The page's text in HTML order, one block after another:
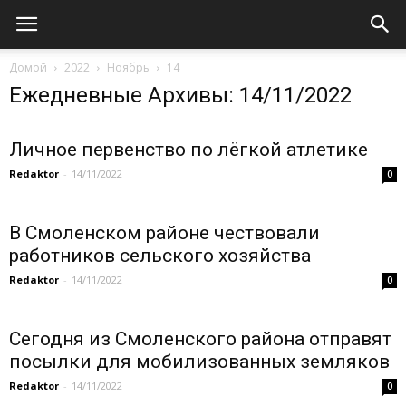
Домой 2022 Ноябрь 14
Ежедневные Архивы: 14/11/2022
Личное первенство по лёгкой атлетике
Redaktor - 14/11/2022 0
В Смоленском районе чествовали
работников сельского хозяйства
Redaktor - 14/11/2022 0
Сегодня из Смоленского района отправят
посылки для мобилизованных земляков
Redaktor - 14/11/2022 0